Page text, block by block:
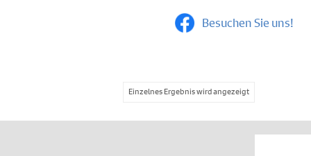
Besuchen Sie uns!
Einzelnes Ergebnis wird angezeigt